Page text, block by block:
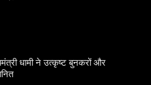
धामी ने उत्कृष्ट बुनकरों और